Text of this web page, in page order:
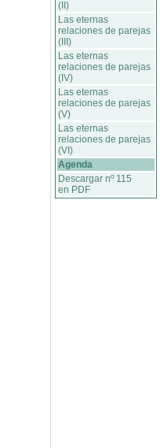
(II)
Las eternas
relaciones de parejas
(III)
Las eternas
relaciones de parejas
(IV)
Las eternas
relaciones de parejas
(V)
Las eternas
relaciones de parejas
(VI)
Agenda
Descargar nº 115
en PDF